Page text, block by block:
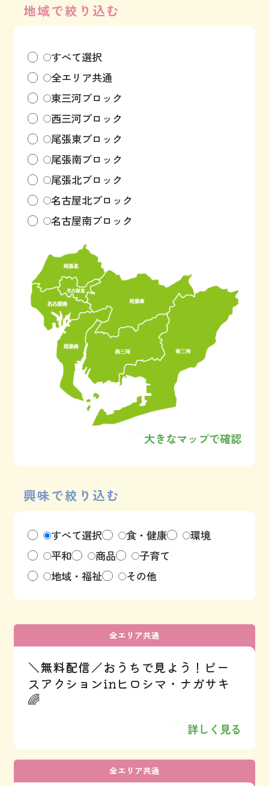
地域で絞り込む
すべて選択
全エリア共通
東三河ブロック
西三河ブロック
尾張東ブロック
尾張南ブロック
尾張北ブロック
名古屋北ブロック
名古屋南ブロック
大きなマップで確認
興味で絞り込む
すべて選択 食・健康
環境
平和
商品
子育て
地域・福祉
その他
全エリア共通
＼無料配信／おうちで見よう！ピー
スアクションinヒロシマ・ナガサキ
🌈
詳しく見る
全エリア共通